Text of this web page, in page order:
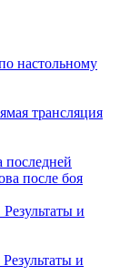
настольному
трансляция
последней
после боя
и
и